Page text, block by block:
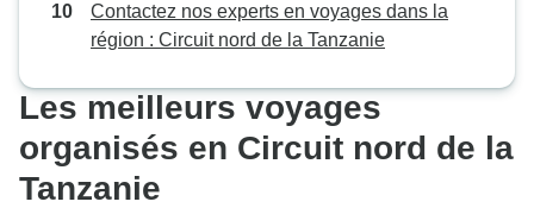
Contactez nos experts en voyages dans la
région : Circuit nord de la Tanzanie
Les meilleurs voyages
organisés en Circuit nord de la
Tanzanie